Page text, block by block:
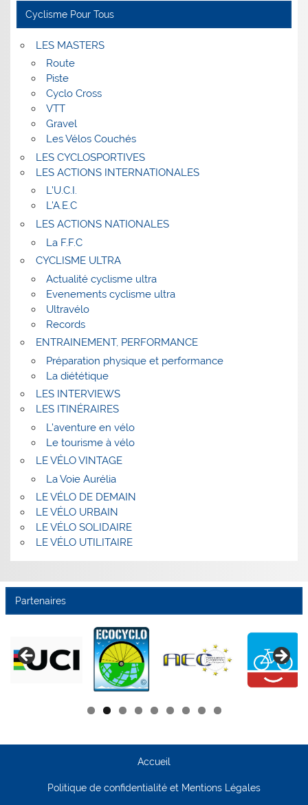
Cyclisme Pour Tous
LES MASTERS
Route
Piste
Cyclo Cross
VTT
Gravel
Les Vélos Couchés
LES CYCLOSPORTIVES
LES ACTIONS INTERNATIONALES
L’U.C.I.
L’A.E.C
LES ACTIONS NATIONALES
La F.F.C
CYCLISME ULTRA
Actualité cyclisme ultra
Evenements cyclisme ultra
Ultravélo
Records
ENTRAINEMENT, PERFORMANCE
Préparation physique et performance
La diététique
LES INTERVIEWS
LES ITINÉRAIRES
L’aventure en vélo
Le tourisme à vélo
LE VÉLO VINTAGE
La Voie Aurélia
LE VÉLO DE DEMAIN
LE VÉLO URBAIN
LE VÉLO SOLIDAIRE
LE VÉLO UTILITAIRE
Partenaires
Accueil
Politique de confidentialité et Mentions Légales